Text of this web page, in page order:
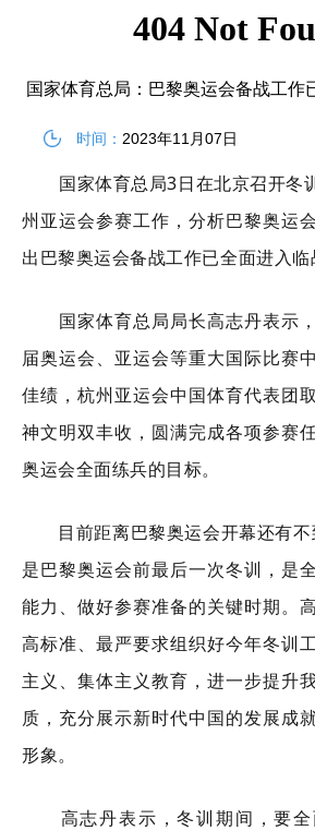
国家体育总局：巴黎奥运会备战工作
时间： 2023年11月07日
国家体育总局3日在北京召开冬
州亚运会参赛工作，分析巴黎奥运
出巴黎奥运会备战工作已全面进入临
国家体育总局局长高志丹表示
届奥运会、亚运会等重大国际比赛
佳绩，杭州亚运会中国体育代表团
神文明双丰收，圆满完成各项参赛
奥运会全面练兵的目标。
目前距离巴黎奥运会开幕还有不
是巴黎奥运会前最后一次冬训，是
能力、做好参赛准备的关键时期。
高标准、最严要求组织好今年冬训
主义、集体主义教育，进一步提升
质，充分展示新时代中国的发展成
形象。
高志丹表示，冬训期间，要全